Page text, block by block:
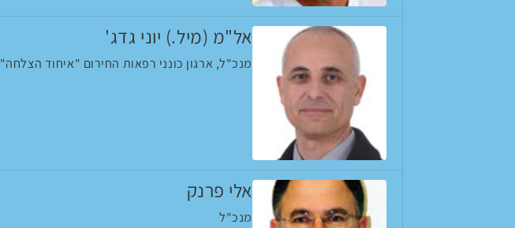
אל"מ (מיל.) יוני גדג'
מנכ"ל, ארגון כונני רפאות החירום "איחוד הצלחה"
אלי פרנק
מנכ"ל